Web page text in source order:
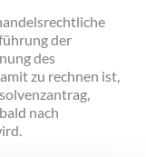
der
des
zu rechnen ist,
nach